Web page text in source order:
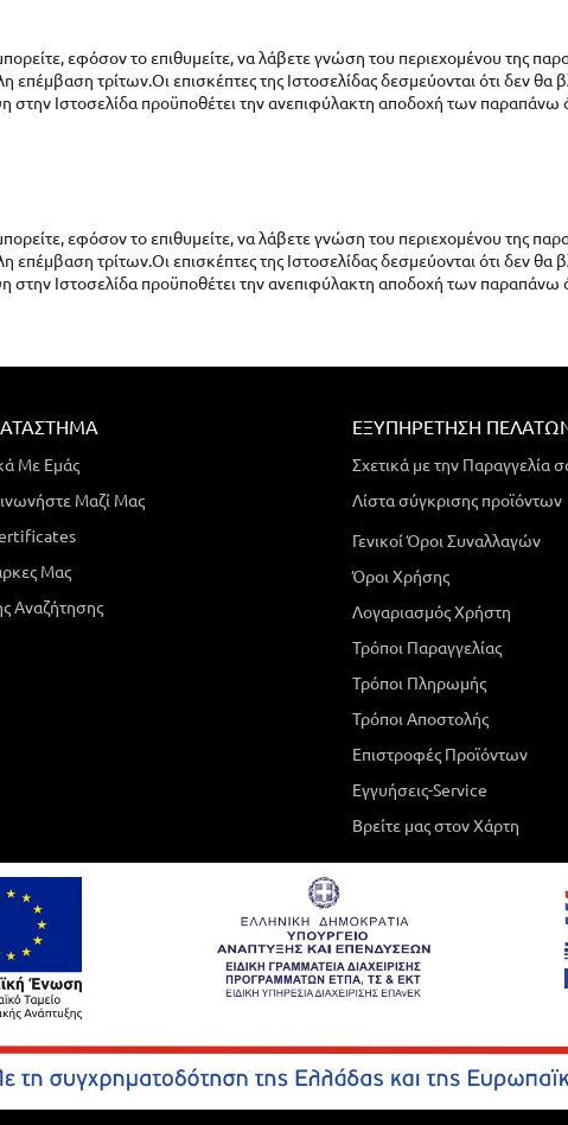
εφόσον το επιθυμείτε, να λάβετε γνώση του περιεχομένου της
τρίτων.Οι επισκέπτες της Ιστοσελίδας δεσμεύονται ότι δεν
Ιστοσελίδα προϋποθέτει την ανεπιφύλακτη αποδοχή των παραπάνω
εφόσον το επιθυμείτε, να λάβετε γνώση του περιεχομένου της
τρίτων.Οι επισκέπτες της Ιστοσελίδας δεσμεύονται ότι δεν
Ιστοσελίδα προϋποθέτει την ανεπιφύλακτη αποδοχή των παραπάνω
Με Εμάς
Μαζί Μας
Μας
Αναζήτησης
ΕΞΥΠΗΡΈΤΗΣΗ
Σχετικά με την Παραγγελία
Λίστα σύγκρισης προϊόντων
Γενικοί Όροι Συναλλαγών
Όροι Χρήσης
Λογαριασμός Χρήστη
Τρόποι Παραγγελίας
Τρόποι Πληρωμής
Τρόποι Αποστολής
Επιστροφές Προϊόντων
Εγγυήσεις-Service
Βρείτε μας στον Χάρτη